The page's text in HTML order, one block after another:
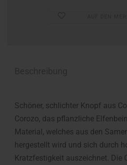
Schöner, schlichter Knopf aus
Corozo, das pflanzliche
Material, welches aus den
hergestellt wird und sich durch
Kratzfestigkeit auszeichnet. Die